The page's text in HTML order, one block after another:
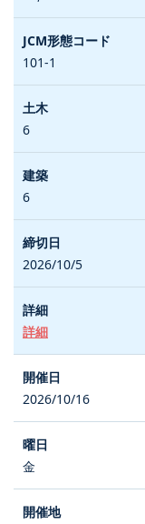
101-1
6
6
2026/10/5
詳細
2026/10/16
金